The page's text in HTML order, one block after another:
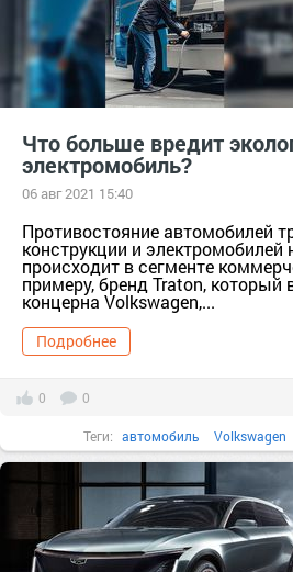
Что больше вредит
электромобиль?
06 авг 2021 15:40
Противостояние автомобилей
конструкции и электромобилей
происходит в сегменте
примеру, бренд Traton, который
концерна Volkswagen,...
Подробнее
0 0
Теги: автомобиль Volkswagen